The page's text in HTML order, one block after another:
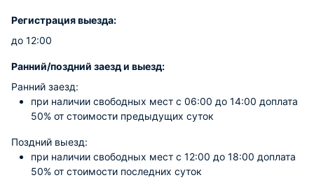
Регистрация выезда:
до 12:00
Ранний/поздний заезд и выезд:
Ранний заезд:
при наличии свободных мест c 06:00 до 14:00 доплата
50% от стоимости предыдущих суток
Поздний выезд:
при наличии свободных мест c 12:00 до 18:00 доплата
50% от стоимости последних суток